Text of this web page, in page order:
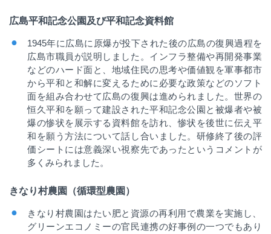
広島平和記念公園及び平和記念資料館
1945年に広島に原爆が投下された後の広島の復興過程を
広島市職員が説明しました。インフラ整備や再開発事業
などのハード面と、地域住民の思考や価値観を軍事都市
から平和と和解に変えるために必要な政策などのソフト
面を組み合わせて広島の復興は進められました。世界の
恒久平和を願って建設された平和記念公園と被爆者や被
爆の惨状を展示する資料館を訪れ、惨状を後世に伝え平
和を願う方法について話し合いました。研修終了後の評
価シートには意義深い視察先であったというコメントが
多くみられました。
きなり村農園（循環型農園）
きなり村農園はたい肥と資源の再利用で農業を実施し、
グリーンエコノミーの官民連携の好事例の一つでもあり